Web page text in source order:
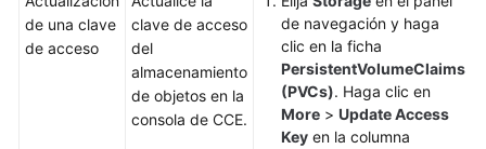
de una clave
de acceso
clave de acceso
del
almacenamiento
de objetos en la
consola de CCE.
de navegación y haga
clic en la ficha
PersistentVolumeClaims
(PVCs). Haga clic en
More > Update Access
Key en la columna